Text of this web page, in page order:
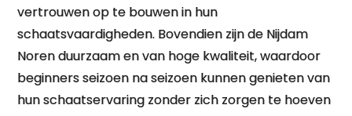
vertrouwen op te bouwen in hun
schaatsvaardigheden. Bovendien zijn de Nijdam
Noren duurzaam en van hoge kwaliteit, waardoor
beginners seizoen na seizoen kunnen genieten van
hun schaatservaring zonder zich zorgen te hoeven